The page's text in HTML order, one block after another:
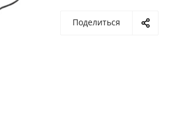
Поделиться